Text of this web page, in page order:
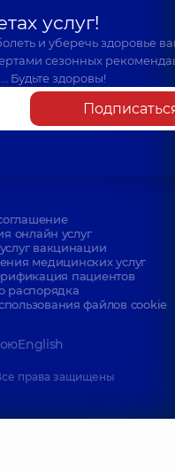
услуг!
и уберечь здоровье
сезонных
Будьте здоровы!
онлайн услуг
вакцинации
медицинских услуг
пациентов
распорядка
файлов cookie
English
права защищены